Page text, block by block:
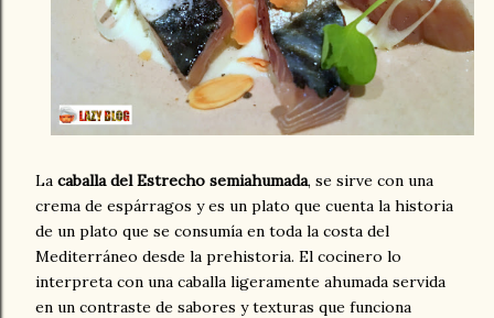
La caballa del Estrecho semiahumada, se sirve con una
crema de espárragos y es un plato que cuenta la historia
de un plato que se consumía en toda la costa del
Mediterráneo desde la prehistoria. El cocinero lo
interpreta con una caballa ligeramente ahumada servida
en un contraste de sabores y texturas que funciona